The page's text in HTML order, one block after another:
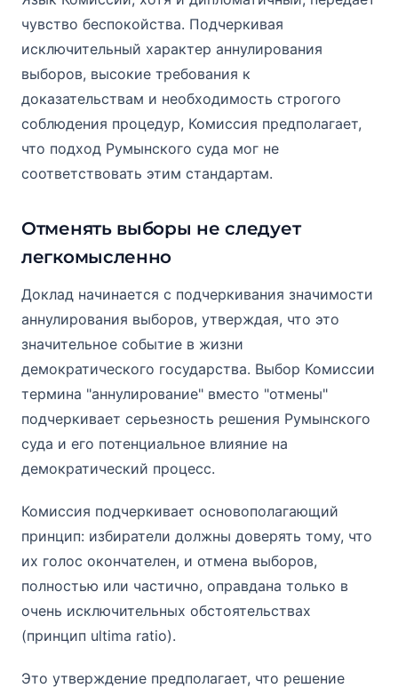
чувство беспокойства. Подчеркивая
исключительный характер аннулирования
выборов, высокие требования к
доказательствам и необходимость строгого
соблюдения процедур, Комиссия предполагает,
что подход Румынского суда мог не
соответствовать этим стандартам.
Отменять выборы не следует
легкомысленно
Доклад начинается с подчеркивания значимости
аннулирования выборов, утверждая, что это
значительное событие в жизни
демократического государства. Выбор Комиссии
термина "аннулирование" вместо "отмены"
подчеркивает серьезность решения Румынского
суда и его потенциальное влияние на
демократический процесс.
Комиссия подчеркивает основополагающий
принцип: избиратели должны доверять тому, что
их голос окончателен, и отмена выборов,
полностью или частично, оправдана только в
очень исключительных обстоятельствах
(принцип ultima ratio).
Это утверждение предполагает, что решение